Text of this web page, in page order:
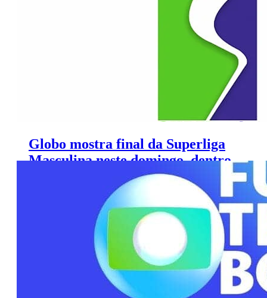
Globo mostra final da Superliga
Masculina neste domingo, dentro
do ‘Esporte Espetacular’